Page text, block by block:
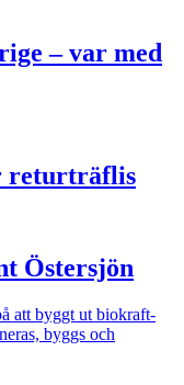
– var med
returträflis
Östersjön
att byggt ut biokraft-
byggs och